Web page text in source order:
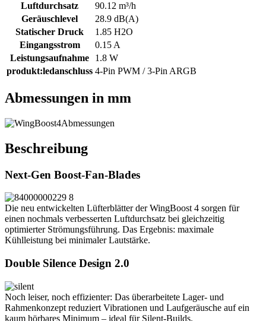
Luftdurchsatz
90.12 m³/h
Geräuschlevel
28.9 dB(A)
Statischer Druck
1.85 H2O
Eingangsstrom
0.15 A
Leistungsaufnahme
1.8 W
produkt:ledanschluss 4-Pin PWM / 3-Pin ARGB
Abmessungen in mm
Beschreibung
Next-Gen Boost-Fan-Blades
Die neu entwickelten Lüfterblätter der WingBoost 4 sorgen für
einen nochmals verbesserten Luftdurchsatz bei gleichzeitig
optimierter Strömungsführung. Das Ergebnis: maximale
Kühlleistung bei minimaler Lautstärke.
Double Silence Design 2.0
Noch leiser, noch effizienter: Das überarbeitete Lager- und
Rahmenkonzept reduziert Vibrationen und Laufgeräusche auf ein
kaum hörbares Minimum – ideal für Silent-Builds.